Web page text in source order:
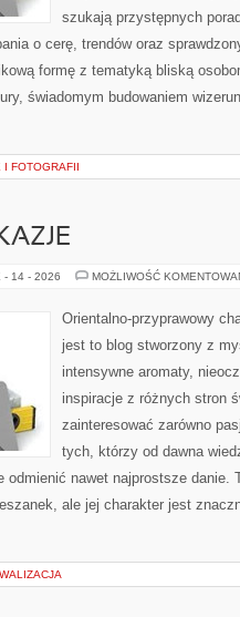
szukają przystępnych
o cerę, trendów oraz
formę z tematyką bliską
świadomym budowaniem
I FOTOGRAFII
- 14 - 2026 MOŻLIWOŚĆ
Orientalno-przyprawowy
jest to blog stworzony z
intensywne aromaty,
inspiracje z różnych stron
zainteresować zarówno
tych, którzy od dawna
odmienić nawet najprostsze danie.
ale jej charakter jest